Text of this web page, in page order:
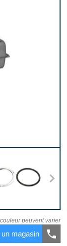
Kit peuvent varier
magasin call